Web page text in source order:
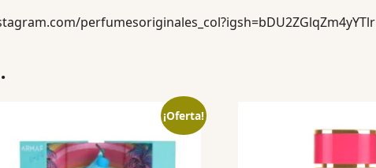
perfumesoriginales_col?igsh=bDU2ZGlqZm4yYTlr
¡Oferta!